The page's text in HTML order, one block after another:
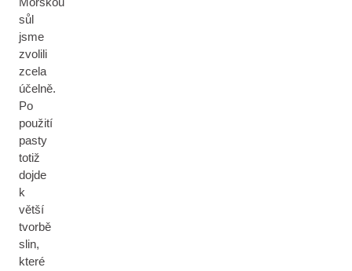
sůl
jsme
zvolili
zcela
účelně.
Po
použití
pasty
totiž
dojde
k
větší
tvorbě
slin,
které